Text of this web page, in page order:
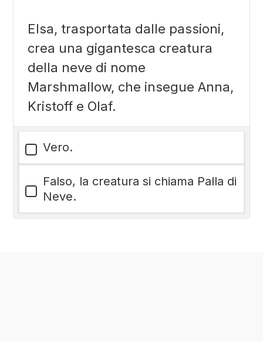
Elsa, trasportata dalle passioni,
crea una gigantesca creatura
della neve di nome
Marshmallow, che insegue Anna,
Kristoff e Olaf.
Vero.
Falso, la creatura si chiama Palla di
Neve.